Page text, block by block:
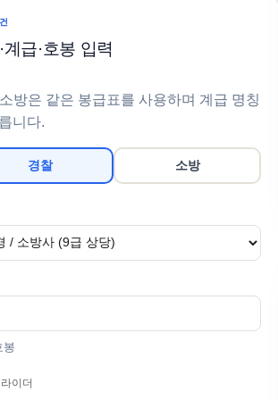
계급·호봉 입력
방은 같은 봉급표를 사용하며 계급 명칭
니다.
경찰 소방
봉
이더